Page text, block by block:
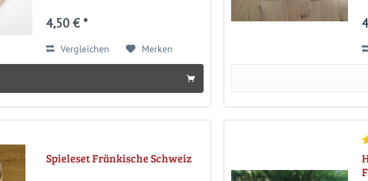
segeln schützen. Der...
4,50 € *
Vergleichen Merken
Spieleset Fränkische Schweiz